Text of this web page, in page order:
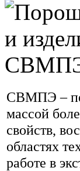
СВМПЭ –
массой
свойств,
областях
работе в